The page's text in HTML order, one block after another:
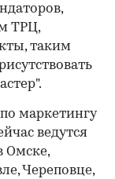
ТРЦ,
таким
маркетингу
ведутся
Омске,
Череповце,